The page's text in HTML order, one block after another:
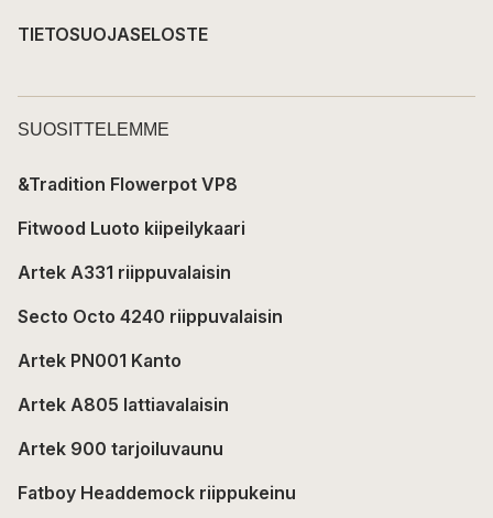
TIETOSUOJASELOSTE
SUOSITTELEMME
&Tradition Flowerpot VP8
Fitwood Luoto kiipeilykaari
Artek A331 riippuvalaisin
Secto Octo 4240 riippuvalaisin
Artek PN001 Kanto
Artek A805 lattiavalaisin
Artek 900 tarjoiluvaunu
Fatboy Headdemock riippukeinu